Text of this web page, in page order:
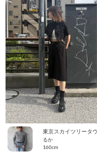
るか
160cm